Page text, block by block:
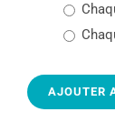
AJOUTER